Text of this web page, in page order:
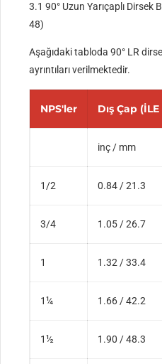
3.1 90° Uzun Yarıçaplı Dirsek
48)
Aşağıdaki tabloda 90° LR
ayrıntıları verilmektedir.
NPS'ler Dış Çap
inç / mm
1/2 0.84 / 21.3
3/4 1.05 / 26.7
1 1.32 / 33.4
1¼ 1.66 / 42.2
1½ 1.90 / 48.3